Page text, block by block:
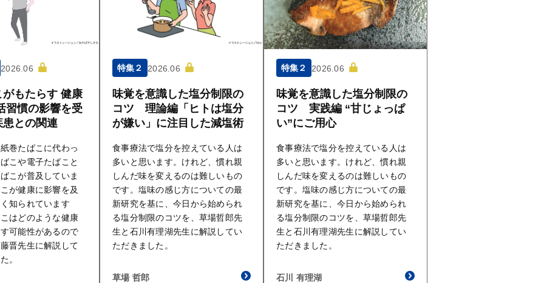
2026.06
もたらす 健康
習慣の影響を受
との関連
巻たばこに代わっ
こや電子たばこと
こが普及していま
が健康に影響を及
知られています
はどのような健康
可能性があるので
晋先生に解説して
。
特集２ 2026.06
味覚を意識した塩分制限の
コツ 理論編「ヒトは塩分
が嫌い」に注目した減塩術
食事療法で塩分を控えている人は
多いと思います。けれど、慣れ親
しんだ味を変えるのは難しいもの
です。塩味の感じ方についての最
新研究を基に、今日から始められ
る塩分制限のコツを、草場哲郎先
生と石川有理湖先生に解説してい
ただきました。
草場 哲郎
特集２ 2026.06
味覚を意識した塩分制限の
コツ 実践編 “甘じょっぱ
い”にご用心
食事療法で塩分を控えている人は
多いと思います。けれど、慣れ親
しんだ味を変えるのは難しいもの
です。塩味の感じ方についての最
新研究を基に、今日から始められ
る塩分制限のコツを、草場哲郎先
生と石川有理湖先生に解説してい
ただきました。
石川 有理湖